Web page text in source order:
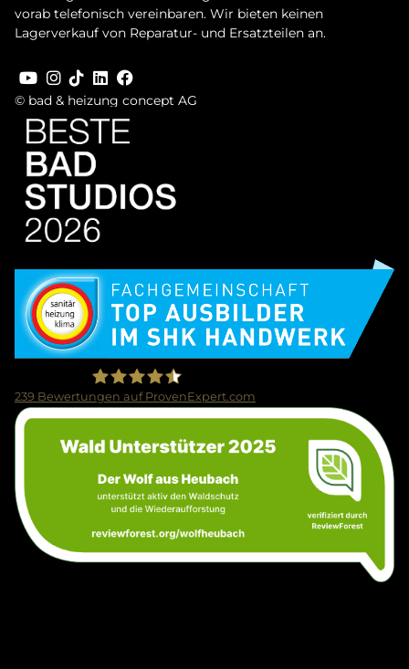
© bad & heizung concept AG
239 Bewertungen auf ProvenExpert.com
Bild
vorab telefonisch vereinbaren. Wir bieten keinen
Lagerverkauf von Reparatur- und Ersatzteilen an.